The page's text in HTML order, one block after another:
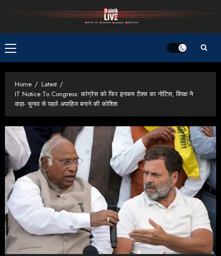
Primary
Menu
Home
Latest
IT Notice To Congress: कांग्रेस को फिर इनकम टैक्स का नोटिस, विपक्ष ने
कहा- चुनाव से पहले अपाहिज बनाने की कोशिश